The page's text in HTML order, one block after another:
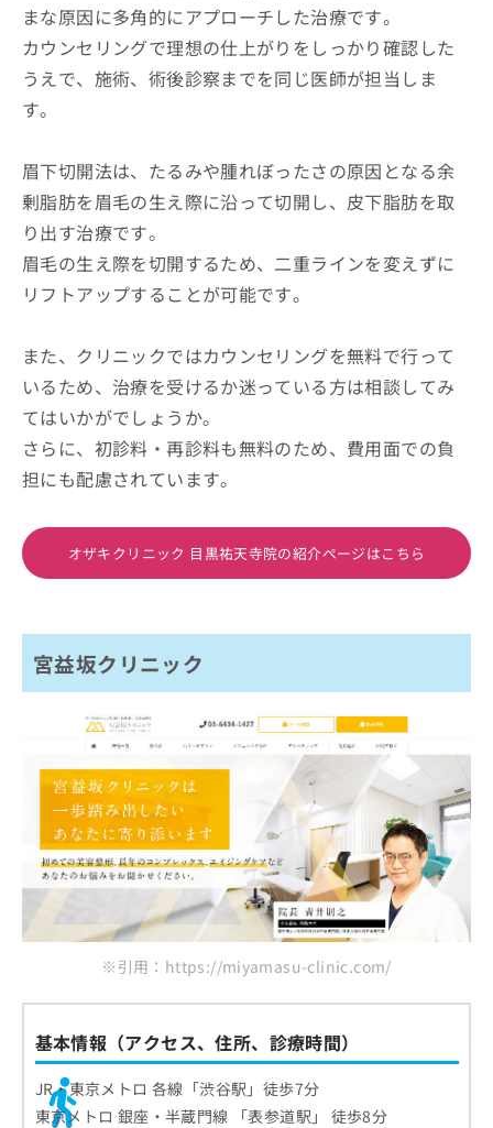
まな原因に多角的にアプローチした治療です。
カウンセリングで理想の仕上がりをしっかり確認した
うえで、施術、術後診察までを同じ医師が担当しま
す。
眉下切開法は、たるみや腫れぼったさの原因となる余
剰脂肪を眉毛の生え際に沿って切開し、皮下脂肪を取
り出す治療です。
眉毛の生え際を切開するため、二重ラインを変えずに
リフトアップすることが可能です。
また、クリニックではカウンセリングを無料で行って
いるため、治療を受けるか迷っている方は相談してみ
てはいかがでしょうか。
さらに、初診料・再診料も無料のため、費用面での負
担にも配慮されています。
オザキクリニック 目黒祐天寺院の紹介ページはこちら
宮益坂クリニック
※引用：https://miyamasu-clinic.com/
基本情報（アクセス、住所、診療時間）
JR・東京メトロ 各線「渋谷駅」徒歩7分
東京メトロ 銀座・半蔵門線 「表参道駅」 徒歩8分